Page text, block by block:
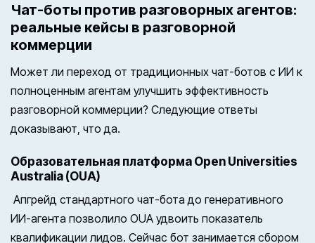
Чат-боты против разговорных агентов:
реальные кейсы в разговорной
коммерции
Может ли переход от традиционных чат-ботов с ИИ к
полноценным агентам улучшить эффективность
разговорной коммерции? Следующие ответы
доказывают, что да.
Образовательная платформа Open Universities
Australia (OUA)
Апгрейд стандартного чат-бота до генеративного
ИИ-агента позволило OUA удвоить показатель
квалификации лидов. Сейчас бот занимается сбором